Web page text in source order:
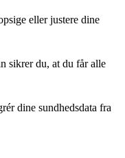
eller justere dine
sikrer du, at du får alle
dine sundhedsdata fra